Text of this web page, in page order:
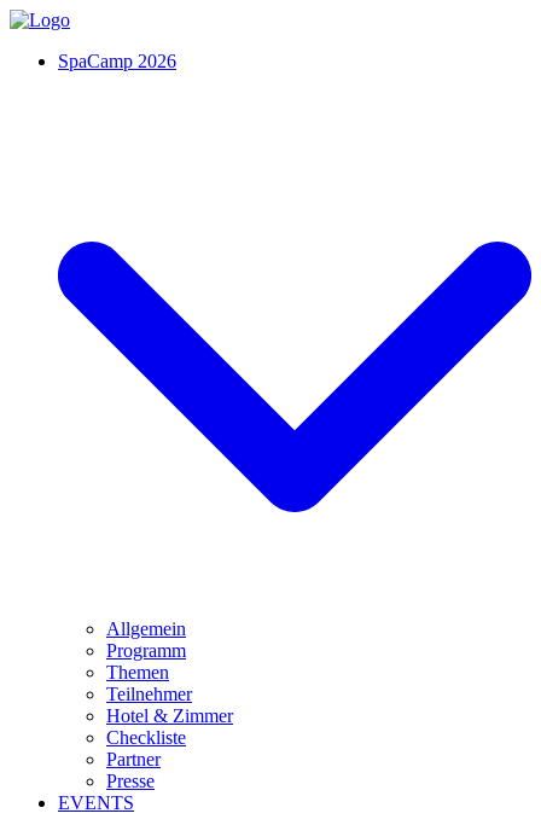
SpaCamp 2026
Allgemein
Programm
Themen
Teilnehmer
Hotel & Zimmer
Checkliste
Partner
Presse
EVENTS